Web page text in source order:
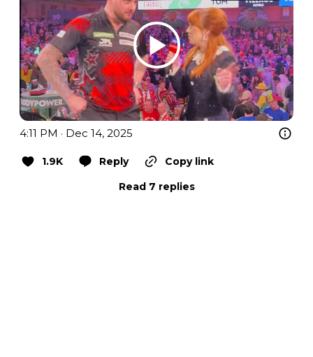
4:11 PM · Dec 14, 2025
1.9K Reply
Copy link
Read 7 replies